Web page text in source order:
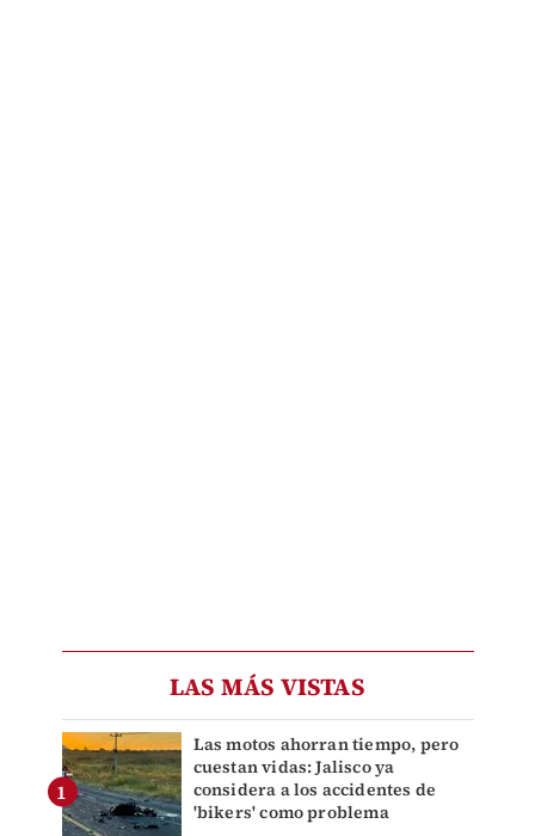
LAS MÁS VISTAS
Las motos ahorran tiempo, pero
cuestan vidas: Jalisco ya
considera a los accidentes de
'bikers' como problema